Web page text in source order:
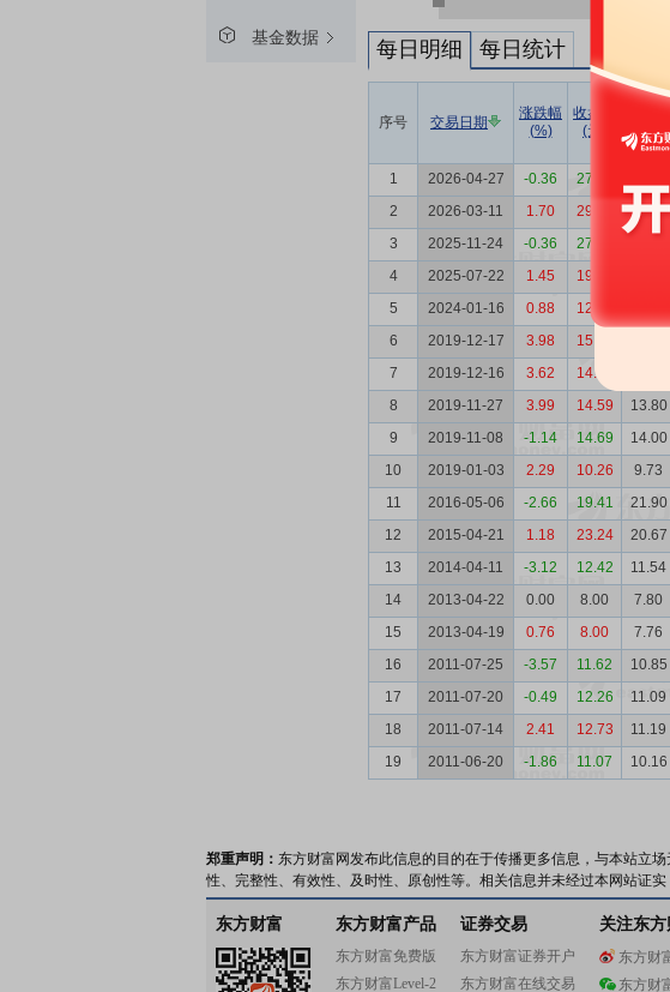
基金数据 每日明细 每日统计
序号 交易日期
涨跌幅
(%)
收盘价
(元)
(元)
1 2026-04-27 -0.36 27.65
2
2026-03-11 1.70 29.32 29.32
3
2025-11-24 -0.36 27.41
4
2025-07-22 1.45 19.53
5
2024-01-16 0.88 12.68
6
2019-12-17 3.98 15.16
7
2019-12-16 3.62 14.58
8
2019-11-27 3.99 14.59 13.80
9
2019-11-08 -1.14 14.69 14.00
10
2019-01-03 2.29 10.26 9.73
11
2016-05-06 -2.66 19.41 21.90
12
2015-04-21 1.18 23.24 20.67
13
2014-04-11 -3.12 12.42 11.54
14
2013-04-22 0.00 8.00 7.80
15
2013-04-19 0.76 8.00 7.76
16
2011-07-25 -3.57 11.62 10.85
17
2011-07-20 -0.49 12.26 11.09
18
2011-07-14 2.41 12.73 11.19
19
2011-06-20 -1.86 11.07 10.16
郑重声明： 东方财富网发布此信息的目的在于传播更多信息，与本站立
性、完整性、有效性、及时性、原创性等。相关信息并未经过本网站证
东方财富 东方财富产品
东方财富免费版
东方财富Level-2
证券交易
东方财富证券开户
东方财富在线交易
关注东方
东方财
东方财